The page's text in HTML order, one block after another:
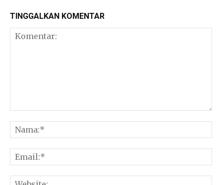
TINGGALKAN KOMENTAR